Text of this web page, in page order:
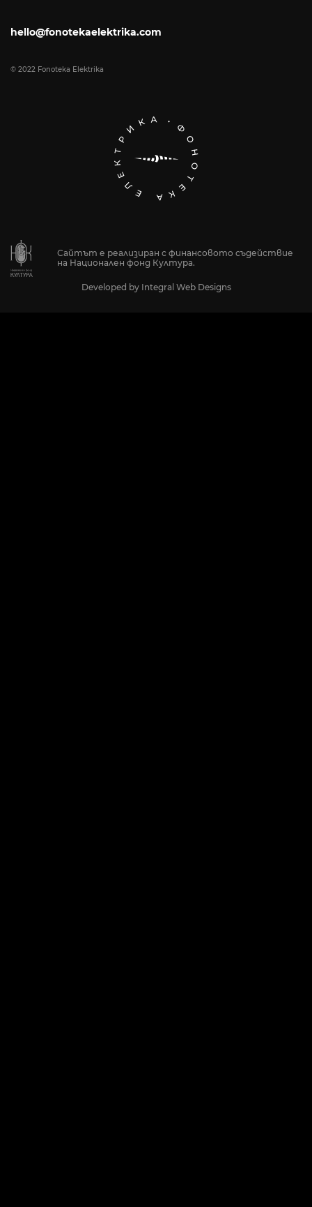
hello@fonotekaelektrika.com
© 2022 Fonoteka Elektrika
Сайтът е реализиран с финансовото съдействие
на Национален фонд Култура.
Developed by Integral Web Designs